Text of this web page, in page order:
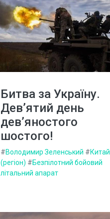
Битва за Україну.
Дев’ятий день
дев’яностого
шостого!
#Володимир Зеленський #Китай
(регіон) #Безпілотний бойовий
літальний апарат